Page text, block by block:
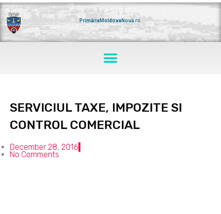
Skip
to
content
PrimăriaMoldovaNouă.ro
Menu
SERVICIUL TAXE, IMPOZITE SI
CONTROL COMERCIAL
December 28, 2016
No Comments